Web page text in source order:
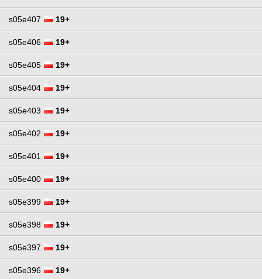
s05e407 19+
s05e406 19+
s05e405 19+
s05e404 19+
s05e403 19+
s05e402 19+
s05e401 19+
s05e400 19+
s05e399 19+
s05e398 19+
s05e397 19+
s05e396 19+